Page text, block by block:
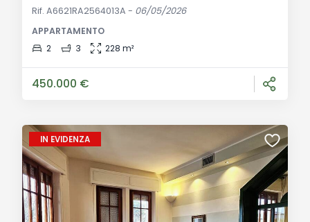
con 2 camere matrimoniali e doppi servizi, giardino
posizione strategica vicino ai servizi e alle terme.
Descrizione Generale: A pochi passi dal cuore
Rif. A6621RA2564013A - 06/05/2026
APPARTAMENTO
2
3 228 m²
450.000 €
IN EVIDENZA